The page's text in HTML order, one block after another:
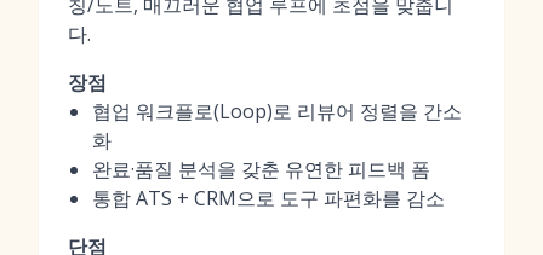
다.
장점
협업 워크플로(Loop)로 리뷰어 정렬을 간소
화
완료·품질 분석을 갖춘 유연한 피드백 폼
통합 ATS + CRM으로 도구 파편화를 감소
단점